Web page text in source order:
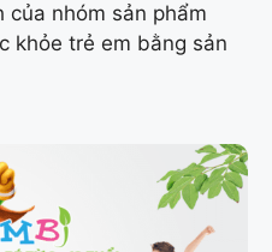
của nhóm sản phẩm
khỏe trẻ em bằng sản